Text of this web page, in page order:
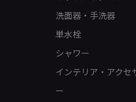
洗面器・手洗器
単水栓
シャワー
インテリア・アクセ
ー